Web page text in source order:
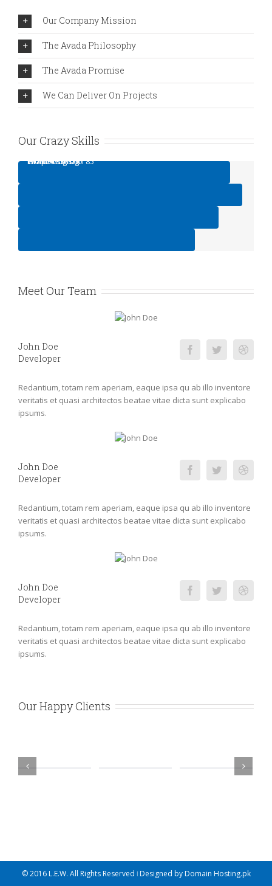
Our Company Mission
The Avada Philosophy
The Avada Promise
We Can Deliver On Projects
Our Crazy Skills
Web Design 90
HTML/CSS95
Graphic Design85
WordPress 75
Meet Our Team
John Doe
Developer
Redantium, totam rem aperiam, eaque ipsa qu ab illo inventore
veritatis et quasi architectos beatae vitae dicta sunt explicabo
ipsums.
John Doe
Developer
Redantium, totam rem aperiam, eaque ipsa qu ab illo inventore
veritatis et quasi architectos beatae vitae dicta sunt explicabo
ipsums.
John Doe
Developer
Redantium, totam rem aperiam, eaque ipsa qu ab illo inventore
veritatis et quasi architectos beatae vitae dicta sunt explicabo
ipsums.
Our Happy Clients
© 2016 L.E.W. All Rights Reserved ǀ Designed by Domain Hosting.pk